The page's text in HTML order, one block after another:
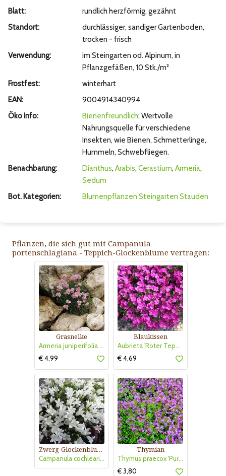
Blatt:
rundlich herzförmig, gezähnt
Standort:
durchlässiger, sandiger Gartenboden,
trocken - frisch
Verwendung:
im Steingarten od. Alpinum, in
Pflanzgefäßen, 10 Stk./m²
Frostfest:
winterhart
EAN:
9004914340994
Öko Info:
Bienenfreundlich: Wertvolle
Nahrungsquelle für verschiedene
Insekten, wie Bienen, Schmetterlinge,
Hummeln, Schwebfliegen.
Benachbarung:
Dianthus, Arabis, Cerastium, Armeria,
Sedum
Bot. Kategorien:
Blumenpflanzen Steingarten Stauden
Pflanzen, die sich gut mit Campanula
portenschlagiana - Teppich-Glockenblume vertragen:
Grasnelke
Armeria juniperifolia 'Bechwood'
€ 4,99
Blaukissen
Aubrieta 'Roter Teppich'
€ 4,69
Zwerg-Glockenblume
Campanula cochleariifolia 'Bavaria White'
Thymian
Thymus praecox 'Purple Beauty'
€ 3,80